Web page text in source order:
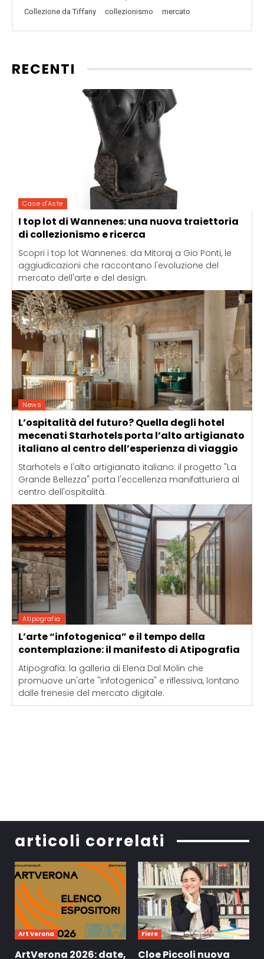
Collezione da Tiffany
collezionismo mercato
RECENTI
Case d'Aste
I top lot di Wannenes: una nuova traiettoria
di collezionismo e ricerca
Scopri i top lot Wannenes: da Mitoraj a Gio Ponti, le
aggiudicazioni che raccontano l'evoluzione del
mercato dell'arte e del design.
News
L’ospitalità del futuro? Quella degli hotel
mecenati Starhotels porta l’alto artigianato
italiano al centro dell’esperienza di viaggio
Starhotels e l'alto artigianato italiano: il progetto "La
Grande Bellezza" porta l'eccellenza manifatturiera al
centro dell'ospitalità.
Atipografia
L’arte “infotogenica” e il tempo della
contemplazione: il manifesto di Atipografia
Atipografia: la galleria di Elena Dal Molin che
promuove un'arte "infotogenica" e riflessiva, lontano
dalle frenesie del mercato digitale.
articoli correlati
Art Verona
ArtVerona 2026: date,
Fiere
Cloe Piccoli nuova